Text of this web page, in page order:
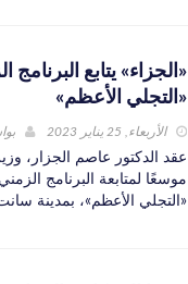
«الجزاء» يتابع
«التجلي الأعظم»
الأربعاء, 25 يناير 2023
عقد الدكتور عاصم الجزار،
موسعًا لمتابعة البرنامج
«التجلي الأعظم»، بمدينة